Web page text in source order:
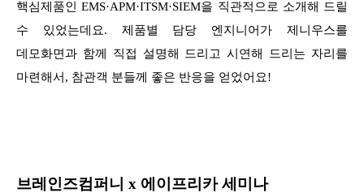
핵심제품인 EMS·APM·ITSM·SIEM을 직관적으로 소개해 드릴
수 있었는데요. 제품별 담당 엔지니어가 제니우스를
데모화면과 함께 직접 설명해 드리고 시연해 드리는 자리를
마련해서, 참관객 분들께 좋은 반응을 얻었어요!
브레인즈컴퍼니 x 에이프리카 세미나